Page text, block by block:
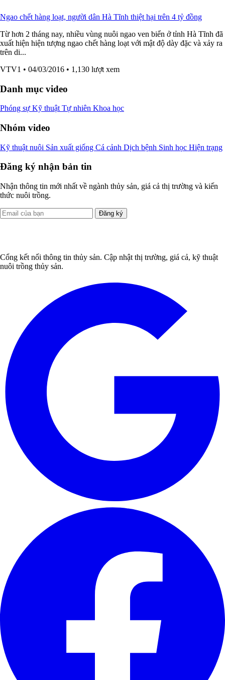
Ngao chết hàng loạt, người dân Hà Tĩnh thiệt hại trên 4 tỷ đồng
Từ hơn 2 tháng nay, nhiều vùng nuôi ngao ven biển ở tỉnh Hà Tĩnh đã
xuất hiện hiện tượng ngao chết hàng loạt với mật độ dày đặc và xảy ra
trên di...
VTV1 • 04/03/2016 • 1,130 lượt xem
Danh mục video
Phóng sự Kỹ thuật Tự nhiên Khoa học
Nhóm video
Kỹ thuật nuôi Sản xuất giống Cá cảnh Dịch bệnh Sinh học Hiện trạng
Đăng ký nhận bản tin
Nhận thông tin mới nhất về ngành thủy sản, giá cả thị trường và kiến
thức nuôi trồng.
Đăng ký
Cổng kết nối thông tin thủy sản. Cập nhật thị trường, giá cả, kỹ thuật
nuôi trồng thủy sản.